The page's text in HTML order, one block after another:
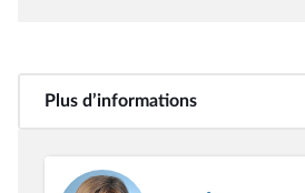
Plus d’informations
<b>Plus